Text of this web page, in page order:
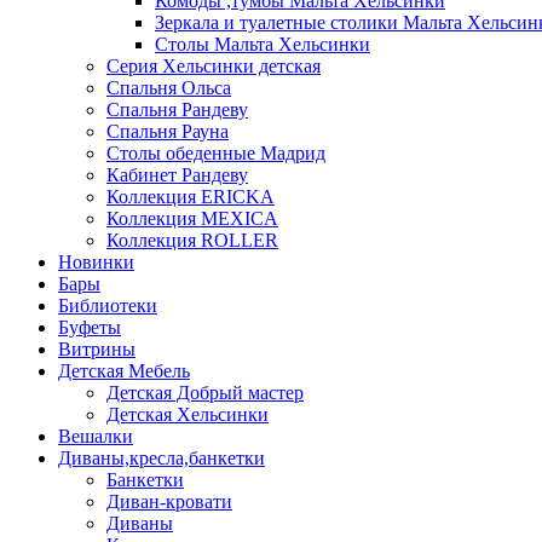
Зеркала и туалетные столики Мальта
Столы Мальта Хельсинки
Серия Хельсинки детская
Спальня Ольса
Спальня Рандеву
Спальня Рауна
Столы обеденные Мадрид
Кабинет Рандеву
Коллекция ERICKA
Коллекция MEXICA
Коллекция ROLLER
Новинки
Бары
Библиотеки
Буфеты
Витрины
Детская Мебель
Детская Добрый мастер
Детская Хельсинки
Вешалки
Диваны,кресла,банкетки
Банкетки
Диван-кровати
Диваны